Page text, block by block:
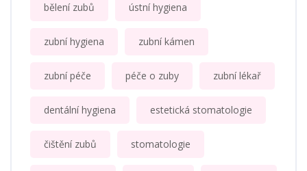
bělení zubů ústní hygiena
zubní hygiena zubní kámen
zubní péče péče o zuby zubní lékař
dentální hygiena estetická stomatologie
čištění zubů stomatologie